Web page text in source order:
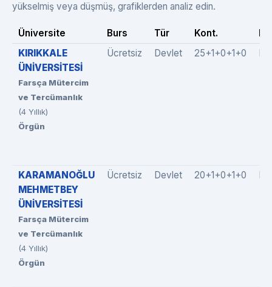
yükselmiş veya düşmüş, grafiklerden analiz edin.
Üniversite Burs Tür Kont.
KIRIKKALE
ÜNİVERSİTESİ
Farsça Mütercim
ve Tercümanlık
(4 Yıllık)
Örgün
Ücretsiz Devlet 25+1+0+1+0
KARAMANOĞLU
MEHMETBEY
ÜNİVERSİTESİ
Farsça Mütercim
ve Tercümanlık
(4 Yıllık)
Örgün
Ücretsiz Devlet 20+1+0+1+0